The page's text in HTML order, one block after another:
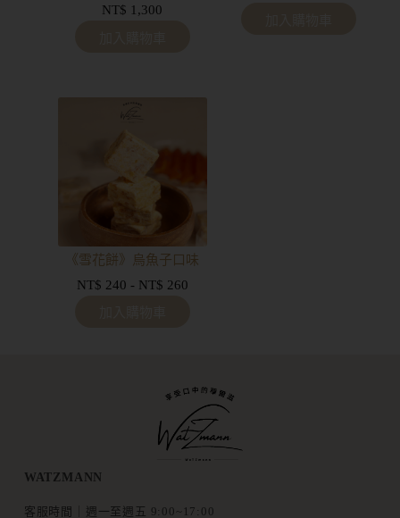
NT$ 1,300
《雪花餅》烏魚子口味
NT$ 240 - NT$ 260
WATZMANN
客服時間｜週一至週五 9:00~17:00